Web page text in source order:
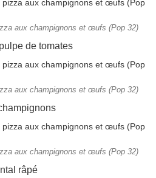
aux champignons et œufs (Pop 32)
de tomates
aux champignons et œufs (Pop 32)
aux champignons et œufs (Pop 32)
râpé